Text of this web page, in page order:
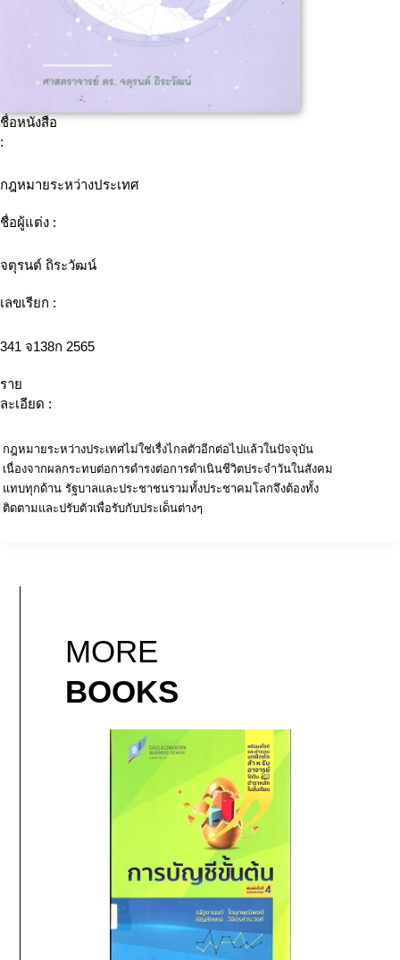
ชื่อหนังสือ
:
กฎหมายระหว่างประเทศ
ชื่อผู้แต่ง :
จตุรนต์ ถิระวัฒน์
เลขเรียก :
341 จ138ก 2565
ราย
ละเอียด :
กฎหมายระหว่างประเทศไม่ใช่เรื่งไกลตัวอีกต่อไปแล้วในปัจจุบัน
เนื่องจากผลกระทบต่อการดำรงต่อการดำเนินชีวิตประจำวันในสังคม
แทบทุกด้าน รัฐบาลและประชาชนรวมทั้งประชาคมโลกจึงต้องทั้ง
ติดตามและปรับตัวเพื่อรับกับประเด็นต่างๆ
MORE
BOOKS